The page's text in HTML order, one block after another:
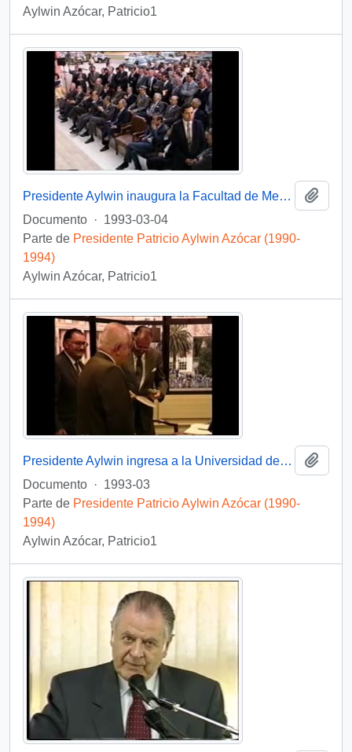
Aylwin Azócar, Patricio1
Presidente Aylwin inaugura la Facultad de Medicina de la Universidad de Concepción: video
Documento · 1993-03-04
Parte de Presidente Patricio Aylwin Azócar (1990-
1994)
Aylwin Azócar, Patricio1
Presidente Aylwin ingresa a la Universidad de Concepción: video
Documento · 1993-03
Parte de Presidente Patricio Aylwin Azócar (1990-
1994)
Aylwin Azócar, Patricio1